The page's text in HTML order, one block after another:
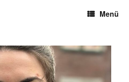
Menü